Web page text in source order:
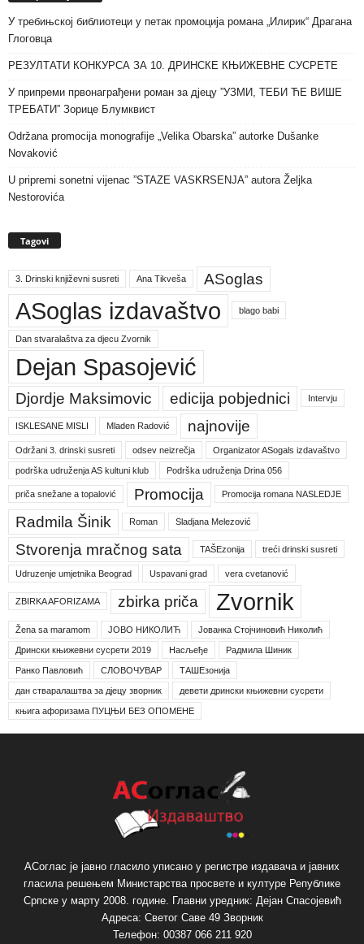
У требињској библиотеци у петак промоција романа „Илирик“ Драгана
Глоговца
РЕЗУЛТАТИ КОНКУРСА ЗА 10. ДРИНСКЕ КЊИЖЕВНЕ СУСРЕТЕ
У припреми првонаграђени роман за дјецу ”УЗМИ, ТЕБИ ЋЕ ВИШЕ
ТРЕБАТИ” Зорице Блумквист
Održana promocija monografije „Velika Obarska” autorke Dušanke
Novaković
U pripremi sonetni vijenac ”STAZE VASKRSENJA” autora Željka
Nestorovića
Tagovi
3. Drinski književni susreti Ana Tikveša ASoglas
ASoglas izdavaštvo blago babi
Dan stvaralaštva za djecu Zvornik
Dejan Spasojević
Djordje Maksimovic edicija pobjednici Intervju
ISKLESANE MISLI Mladen Radović najnovije
Održani 3. drinski susreti odsev neizrečja Organizator ASogals izdavaštvo
podrška udruženja AS kultuni klub Podrška udruženja Drina 056
priča snežane a topalović Promocija Promocija romana NASLEDJE
Radmila Šinik Roman Sladjana Melezović
Stvorenja mračnog sata TAŠEzonija treći drinski susreti
Udruzenje umjetnika Beograd Uspavani grad vera cvetanović
ZBIRKA AFORIZAMA zbirka priča Zvornik
Žena sa maramom ЈОВО НИКОЛИЋ Јованка Стојчиновић Николић
Дрински књижевни сусрети 2019 Насљеђе Радмила Шиник
Ранко Павловић СЛОВОЧУВАР ТАШЕзонија
дан стваралаштва за дјецу зворник девети дрински књижевни сусрети
књига афоризама ПУЦЊИ БЕЗ ОПОМЕНЕ
АСоглас је јавно гласило уписано у регистре издавача и јавних
гласила решењем Министарства просвете и културе Републике
Српске у марту 2008. године. Главни уредник: Дејан Спасојевић
Адреса: Светог Саве 49 Зворник
Телефон: 00387 066 211 920